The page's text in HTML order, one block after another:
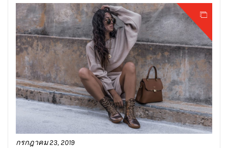
กรกฎาคม 23, 2019